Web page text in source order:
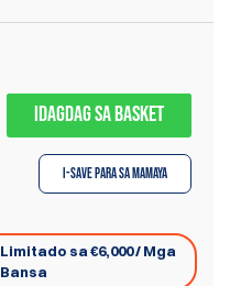
IDAGDAG SA BASKET
I-save para sa Mamaya
Limitado sa €6,000 / Mga
Bansa